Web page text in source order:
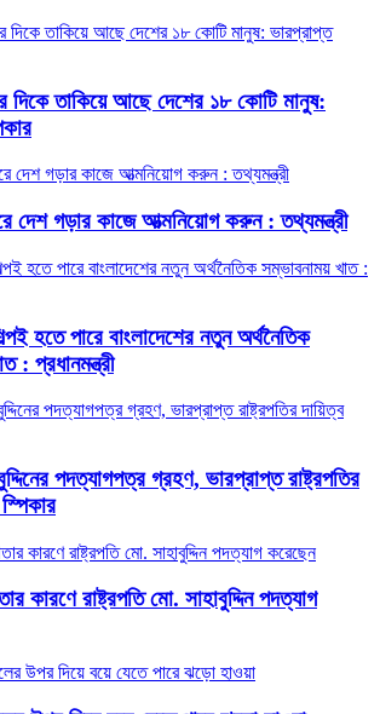
দিকে তাকিয়ে আছে দেশের ১৮ কোটি মানুষ:
দেশ গড়ার কাজে আত্মনিয়োগ করুন : তথ্যমন্ত্রী
হতে পারে বাংলাদেশের নতুন অর্থনৈতিক
: প্রধানমন্ত্রী
পদত্যাগপত্র গ্রহণ, ভারপ্রাপ্ত রাষ্ট্রপতির
কারণে রাষ্ট্রপতি মো. সাহাবুদ্দিন পদত্যাগ